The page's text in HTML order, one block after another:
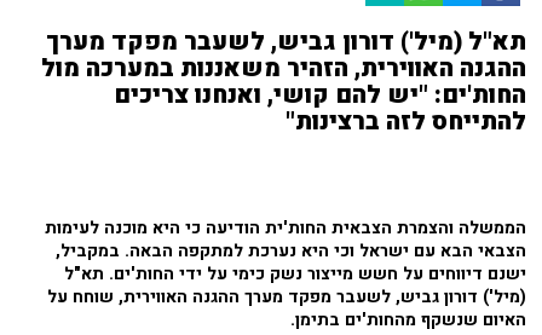
תא"ל (מיל') דורון גביש, לשעבר מפקד מערך
ההגנה האווירית, הזהיר משאננות במערכה מול
החות'ים: "יש להם קושי, ואנחנו צריכים
להתייחס לזה ברצינות"
הממשלה והצמרת הצבאית החות'ית הודיעה כי היא מוכנה לעימות
הצבאי הבא עם ישראל וכי היא נערכת למתקפה הבאה. במקביל,
ישנם דיווחים על חשש מייצור נשק כימי על ידי החות'ים. תא"ל
(מיל') דורון גביש, לשעבר מפקד מערך ההגנה האווירית, שוחח על
האיום שנשקף מהחות'ים בתימן.